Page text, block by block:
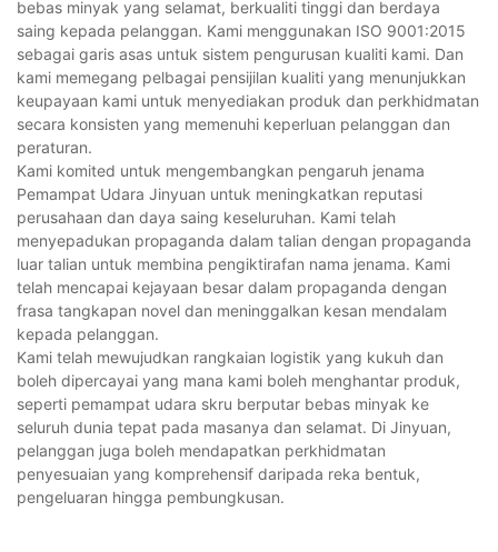
bebas minyak yang selamat, berkualiti tinggi dan berdaya
saing kepada pelanggan. Kami menggunakan ISO 9001:2015
sebagai garis asas untuk sistem pengurusan kualiti kami. Dan
kami memegang pelbagai pensijilan kualiti yang menunjukkan
keupayaan kami untuk menyediakan produk dan perkhidmatan
secara konsisten yang memenuhi keperluan pelanggan dan
peraturan.
Kami komited untuk mengembangkan pengaruh jenama
Pemampat Udara Jinyuan untuk meningkatkan reputasi
perusahaan dan daya saing keseluruhan. Kami telah
menyepadukan propaganda dalam talian dengan propaganda
luar talian untuk membina pengiktirafan nama jenama. Kami
telah mencapai kejayaan besar dalam propaganda dengan
frasa tangkapan novel dan meninggalkan kesan mendalam
kepada pelanggan.
Kami telah mewujudkan rangkaian logistik yang kukuh dan
boleh dipercayai yang mana kami boleh menghantar produk,
seperti pemampat udara skru berputar bebas minyak ke
seluruh dunia tepat pada masanya dan selamat. Di Jinyuan,
pelanggan juga boleh mendapatkan perkhidmatan
penyesuaian yang komprehensif daripada reka bentuk,
pengeluaran hingga pembungkusan.